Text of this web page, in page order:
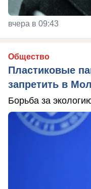
вчера в 09:43
Общество
Пластиковые
запретить в
Борьба за